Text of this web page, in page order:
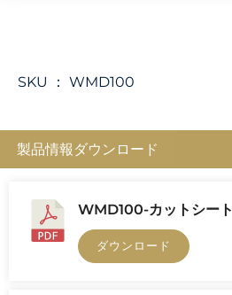
SKU ： WMD100
製品情報ダウンロード
WMD100-カットシート
ダウンロード